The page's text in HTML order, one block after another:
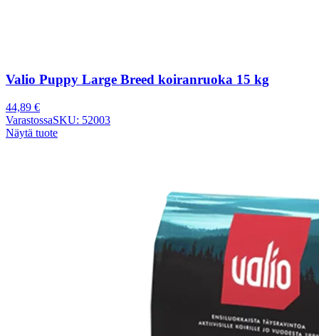
Valio Puppy Large Breed koiranruoka 15 kg
44,89 €
VarastossaSKU: 52003
Näytä tuote